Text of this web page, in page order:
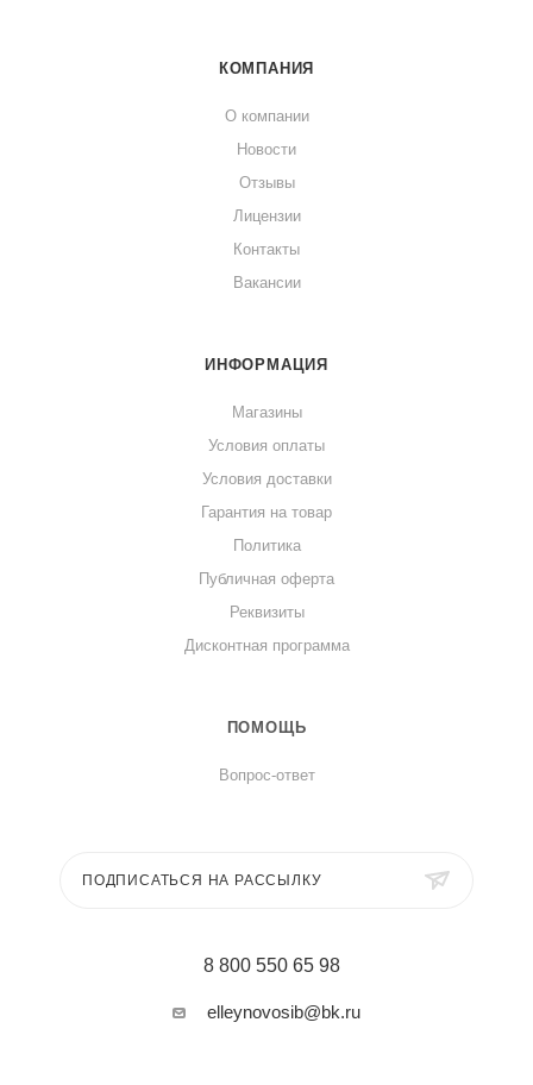
КОМПАНИЯ
О компании
Новости
Отзывы
Лицензии
Контакты
Вакансии
ИНФОРМАЦИЯ
Магазины
Условия оплаты
Условия доставки
Гарантия на товар
Политика
Публичная оферта
Реквизиты
Дисконтная программа
ПОМОЩЬ
Вопрос-ответ
ПОДПИСАТЬСЯ НА РАССЫЛКУ
8 800 550 65 98
elleynovosib@bk.ru